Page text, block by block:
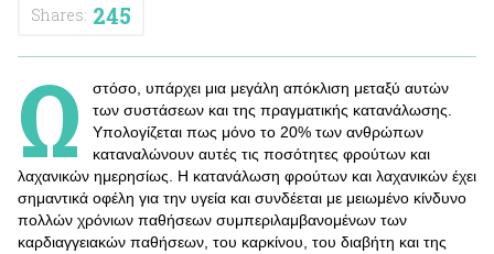
Shares: 245
Ω
στόσο, υπάρχει μια μεγάλη απόκλιση μεταξύ αυτών
των συστάσεων και της πραγματικής κατανάλωσης.
Υπολογίζεται πως μόνο το 20% των ανθρώπων
καταναλώνουν αυτές τις ποσότητες φρούτων και
λαχανικών ημερησίως. Η κατανάλωση φρούτων και λαχανικών έχει
σημαντικά οφέλη για την υγεία και συνδέεται με μειωμένο κίνδυνο
πολλών χρόνιων παθήσεων συμπεριλαμβανομένων των
καρδιαγγειακών παθήσεων, του καρκίνου, του διαβήτη και της